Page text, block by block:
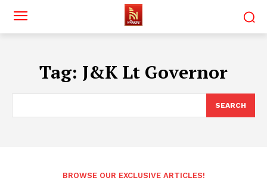
Tag: J&K Lt Governor
SEARCH
BROWSE OUR EXCLUSIVE ARTICLES!